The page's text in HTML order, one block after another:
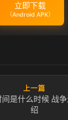
立即下载
（Android APK）
上一篇
是什么时候 战
绍